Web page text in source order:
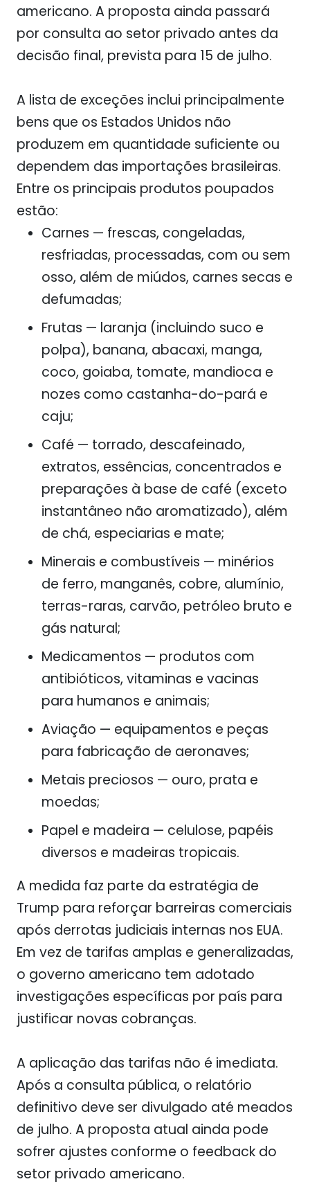
americano. A proposta ainda passará
por consulta ao setor privado antes da
decisão final, prevista para 15 de julho.
A lista de exceções inclui principalmente
bens que os Estados Unidos não
produzem em quantidade suficiente ou
dependem das importações brasileiras.
Entre os principais produtos poupados
estão:
Carnes — frescas, congeladas,
resfriadas, processadas, com ou sem
osso, além de miúdos, carnes secas e
defumadas;
Frutas — laranja (incluindo suco e
polpa), banana, abacaxi, manga,
coco, goiaba, tomate, mandioca e
nozes como castanha-do-pará e
caju;
Café — torrado, descafeinado,
extratos, essências, concentrados e
preparações à base de café (exceto
instantâneo não aromatizado), além
de chá, especiarias e mate;
Minerais e combustíveis — minérios
de ferro, manganês, cobre, alumínio,
terras-raras, carvão, petróleo bruto e
gás natural;
Medicamentos — produtos com
antibióticos, vitaminas e vacinas
para humanos e animais;
Aviação — equipamentos e peças
para fabricação de aeronaves;
Metais preciosos — ouro, prata e
moedas;
Papel e madeira — celulose, papéis
diversos e madeiras tropicais.
A medida faz parte da estratégia de
Trump para reforçar barreiras comerciais
após derrotas judiciais internas nos EUA.
Em vez de tarifas amplas e generalizadas,
o governo americano tem adotado
investigações específicas por país para
justificar novas cobranças.
A aplicação das tarifas não é imediata.
Após a consulta pública, o relatório
definitivo deve ser divulgado até meados
de julho. A proposta atual ainda pode
sofrer ajustes conforme o feedback do
setor privado americano.